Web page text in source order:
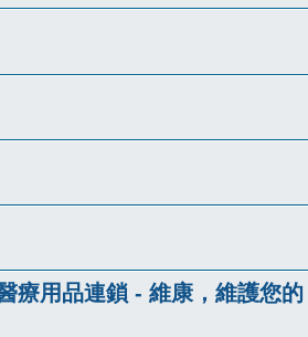
療用品連鎖 - 維康，維護您的